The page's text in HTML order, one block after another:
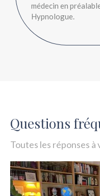
médecin en
Hypnologue.
Questions
Toutes les réponses à